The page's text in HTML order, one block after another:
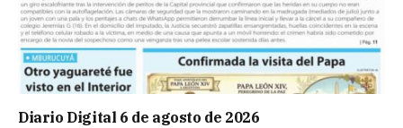
Diario Digital 6 de agosto de 2026